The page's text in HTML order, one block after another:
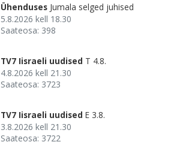
Ühenduses Jumala selged juhised
5.8.2026 kell 18.30
Saateosa: 398
TV7 Iisraeli uudised T 4.8.
4.8.2026 kell 21.30
Saateosa: 3723
TV7 Iisraeli uudised E 3.8.
3.8.2026 kell 21.30
Saateosa: 3722